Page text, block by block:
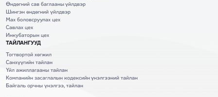
Өндөгний сав баглааны үйлдвэр
Шингэн өндөгний үйлдвэр
Мах боловсруулах цех
Савлах цех
Инкубаторын цех
ТАЙЛАНГУУД
Тогтвортой хөгжил
Санхүүгийн тайлан
Үйл ажиллагааны тайлан
Компанийн засаглалын кодексийн үнэлгээний тайлан
Байгаль орчны үнэлгээ, тайлан